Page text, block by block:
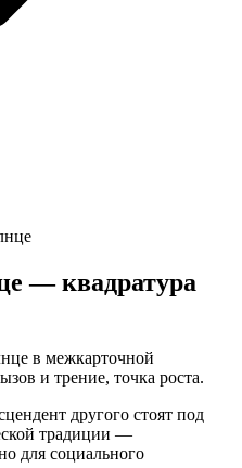
— квадратура
в межкарточной
и трение, точка роста.
другого стоят под
традиции —
для социального